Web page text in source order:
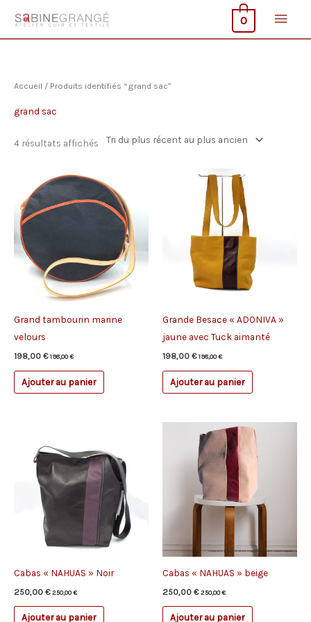
contenu
0
Accueil / Produits identifiés “grand sac”
grand sac
4 résultats affichés Trié
au
plus
ancien
Grand tambourin marine
velours
198,00 € 198,00€
Ajouter au panier
Grande Besace « ADONIVA »
jaune avec Tuck aimanté
198,00 € 198,00€
Ajouter au panier
Cabas « NAHUAS » Noir
250,00 € 250,00€
Ajouter au panier
Cabas « NAHUAS » beige
250,00 € 250,00€
Ajouter au panier